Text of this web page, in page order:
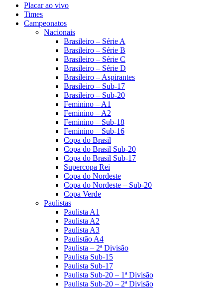
Placar ao vivo
Times
Campeonatos
Nacionais
Brasileiro – Série A
Brasileiro – Série B
Brasileiro – Série C
Brasileiro – Série D
Brasileiro – Aspirantes
Brasileiro – Sub-17
Brasileiro – Sub-20
Feminino – A1
Feminino – A2
Feminino – Sub-18
Feminino – Sub-16
Copa do Brasil
Copa do Brasil Sub-20
Copa do Brasil Sub-17
Supercopa Rei
Copa do Nordeste
Copa do Nordeste – Sub-20
Copa Verde
Paulistas
Paulista A1
Paulista A2
Paulista A3
Paulistão A4
Paulista – 2ª Divisão
Paulista Sub-15
Paulista Sub-17
Paulista Sub-20 – 1ª Divisão
Paulista Sub-20 – 2ª Divisão